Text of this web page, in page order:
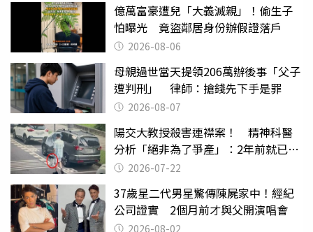
億萬富豪遭兒「大義滅親」！偷生子
怕曝光 竟盜鄰居身份辦假證落戶
2026-08-06
母親過世當天提領206萬辦後事「父子
遭判刑」 律師：搶錢先下手是罪
2026-08-07
陽交大教授殺害連襟案！ 精神科醫
分析「絕非為了爭產」：2年前就已言
行詭異
2026-07-22
37歲星二代男星驚傳陳屍家中！經紀
公司證實 2個月前才與父開演唱會
2026-08-02